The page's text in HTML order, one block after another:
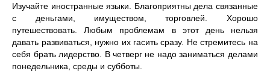
Изучайте иностранные языки. Благоприятны дела связанные
с деньгами, имуществом, торговлей. Хорошо
путешествовать. Любым проблемам в этот день нельзя
давать развиваться, нужно их гасить сразу. Не стремитесь на
себя брать лидерство. В четверг не надо заниматься делами
понедельника, среды и субботы.